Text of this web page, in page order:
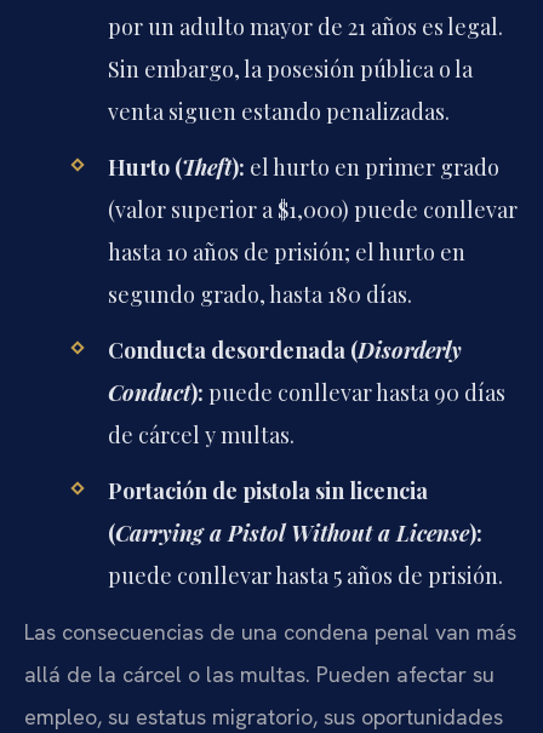
por un adulto mayor de 21 años es legal.
Sin embargo, la posesión pública o la
venta siguen estando penalizadas.
Hurto (Theft): el hurto en primer grado
(valor superior a $1,000) puede conllevar
hasta 10 años de prisión; el hurto en
segundo grado, hasta 180 días.
Conducta desordenada (Disorderly
Conduct): puede conllevar hasta 90 días
de cárcel y multas.
Portación de pistola sin licencia
(Carrying a Pistol Without a License):
puede conllevar hasta 5 años de prisión.
Las consecuencias de una condena penal van más
allá de la cárcel o las multas. Pueden afectar su
empleo, su estatus migratorio, sus oportunidades